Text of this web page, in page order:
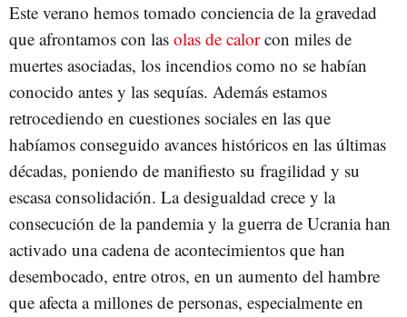
Este verano hemos tomado conciencia de la gravedad
que afrontamos con las olas de calorcon miles de
muertes asociadas, los incendios como no se habían
conocido antes y las sequías. Además estamos
retrocediendo en cuestiones sociales en las que
habíamos conseguido avances históricos en las últimas
décadas, poniendo de manifiesto su fragilidad y su
escasa consolidación. La desigualdad crece y la
consecución de la pandemia y la guerra de Ucrania han
activado una cadena de acontecimientos que han
desembocado, entre otros, en un aumento del hambre
que afecta a millones de personas, especialmente en